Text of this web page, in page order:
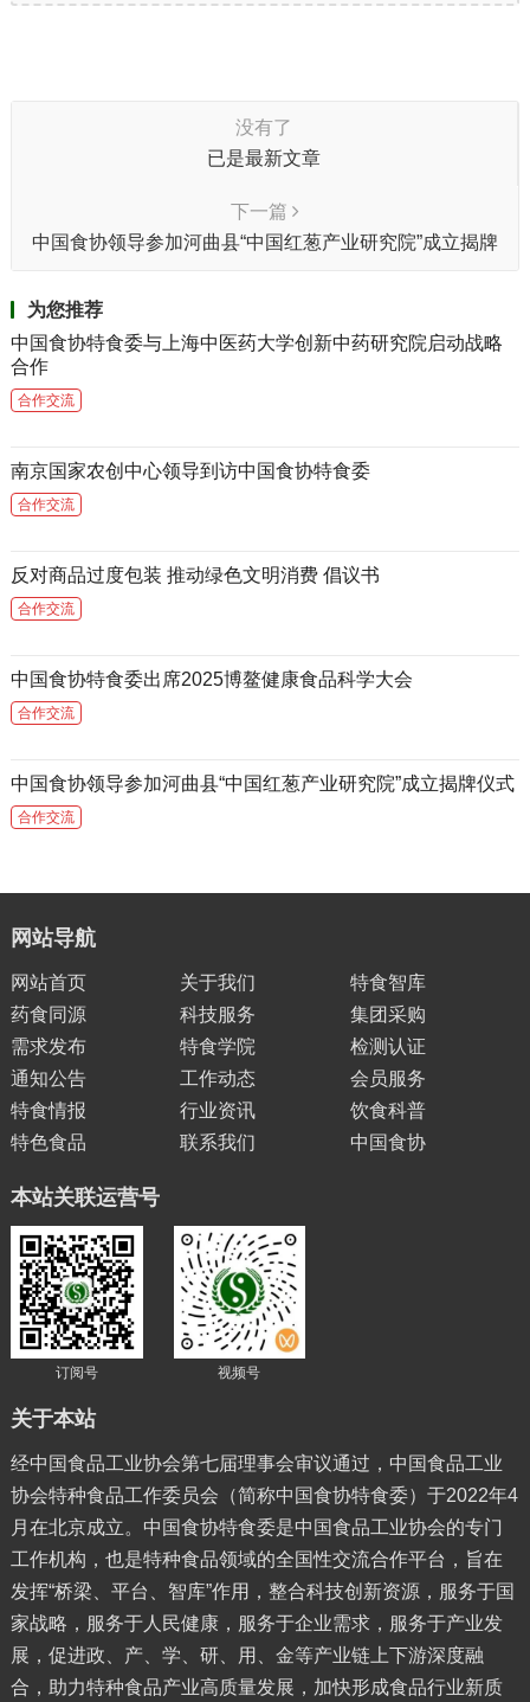
没有了
已是最新文章
下一篇
中国食协领导参加河曲县“中国红葱产业研究院”成立揭牌
为您推荐
中国食协特食委与上海中医药大学创新中药研究院启动战略
合作
合作交流
南京国家农创中心领导到访中国食协特食委
合作交流
反对商品过度包装 推动绿色文明消费 倡议书
合作交流
中国食协特食委出席2025博鳌健康食品科学大会
合作交流
中国食协领导参加河曲县“中国红葱产业研究院”成立揭牌仪式
合作交流
网站导航
网站首页 关于我们
特食智库
药食同源
科技服务
集团采购
需求发布
特食学院
检测认证
通知公告
工作动态
会员服务
特食情报
行业资讯
饮食科普
特色食品
联系我们 中国食协
本站关联运营号
订阅号 视频号
关于本站
经中国食品工业协会第七届理事会审议通过，中国食品工业
协会特种食品工作委员会（简称中国食协特食委）于2022年4
月在北京成立。中国食协特食委是中国食品工业协会的专门
工作机构，也是特种食品领域的全国性交流合作平台，旨在
发挥“桥梁、平台、智库”作用，整合科技创新资源，服务于国
家战略，服务于人民健康，服务于企业需求，服务于产业发
展，促进政、产、学、研、用、金等产业链上下游深度融
合，助力特种食品产业高质量发展，加快形成食品行业新质